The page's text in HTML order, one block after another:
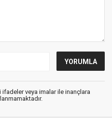
veya imalar ile inançlara